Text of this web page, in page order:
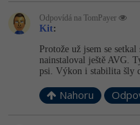
Photoshop -80%
Adobe
Adobe
Blog
Kariéra
Pro firmy
Odpovídá na TomPayer
Kit:
Protože už jsem se
nainstaloval ještě AVG.
psi. Výkon i stabilita šly
Nahoru